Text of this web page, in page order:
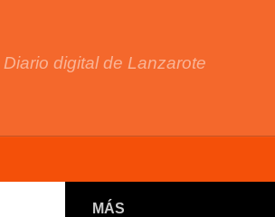
Diario digital de Lanzarote
MÁS